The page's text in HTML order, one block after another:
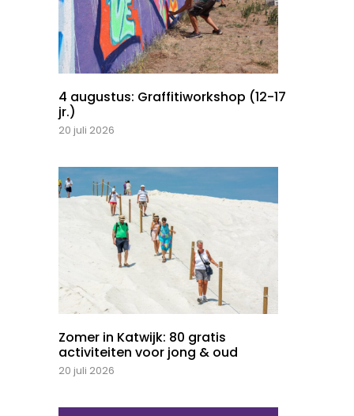
4 augustus: Graffitiworkshop (12-17
jr.)
20 juli 2026
Zomer in Katwijk: 80 gratis
activiteiten voor jong & oud
20 juli 2026